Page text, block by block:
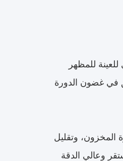
بإجراء فحص دوري للعينة للمظهر
في غضون الدورة
المخزون، وتقليل
وعالي الدقة